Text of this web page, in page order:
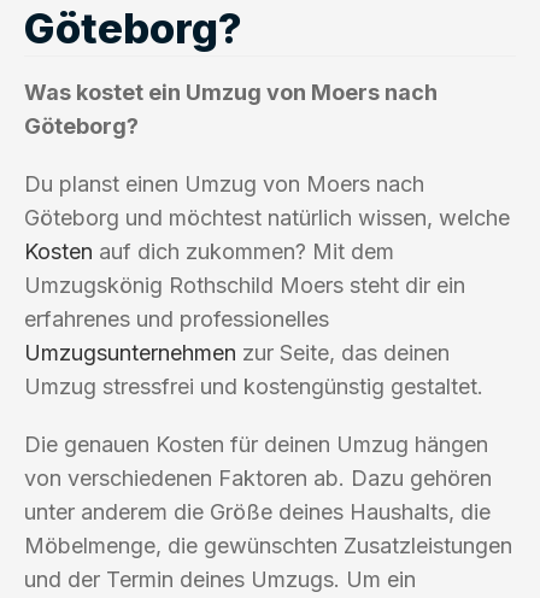
Göteborg?
Was kostet ein Umzug von Moers nach
Göteborg?
Du planst einen Umzug von Moers nach
Göteborg und möchtest natürlich wissen, welche
Kosten auf dich zukommen? Mit dem
Umzugskönig Rothschild Moers steht dir ein
erfahrenes und professionelles
Umzugsunternehmen zur Seite, das deinen
Umzug stressfrei und kostengünstig gestaltet.
Die genauen Kosten für deinen Umzug hängen
von verschiedenen Faktoren ab. Dazu gehören
unter anderem die Größe deines Haushalts, die
Möbelmenge, die gewünschten Zusatzleistungen
und der Termin deines Umzugs. Um ein